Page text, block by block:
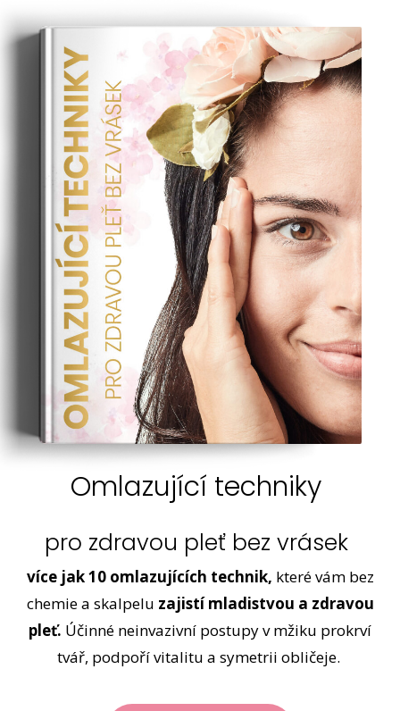
Omlazující techniky
pro zdravou pleť bez vrásek
více jak 10 omlazujících technik, které vám bez
chemie a skalpelu zajistí mladistvou a zdravou
pleť. Účinné neinvazivní postupy v mžiku prokrví
tvář, podpoří vitalitu a symetrii obličeje.